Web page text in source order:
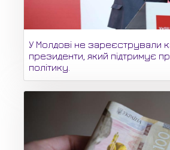
У Молдові не зареєстрували
президенти, який підтримує
політику.